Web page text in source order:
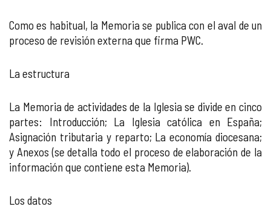
Como es habitual, la Memoria se publica con el aval de un
proceso de revisión externa que firma PWC.
La estructura
La Memoria de actividades de la Iglesia se divide en cinco
partes: Introducción; La Iglesia católica en España;
Asignación tributaria y reparto; La economía diocesana;
y Anexos (se detalla todo el proceso de elaboración de la
información que contiene esta Memoria).
Los datos